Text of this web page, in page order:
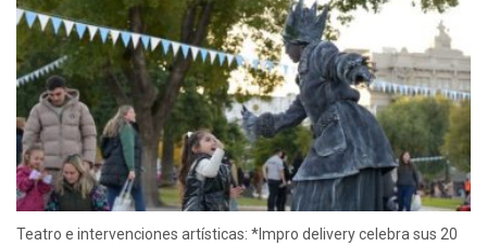
Teatro e intervenciones artísticas: *Impro delivery celebra sus 20